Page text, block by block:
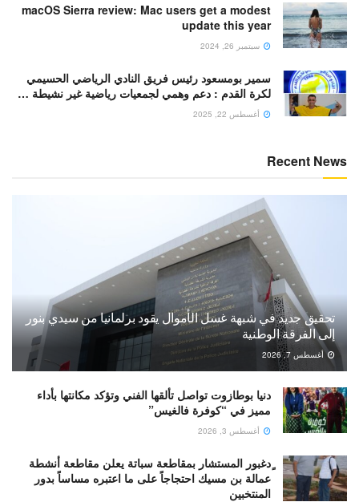
macOS Sierra review: Mac users get a modest
update this year
سبتمبر 26, 2024
سمير بومسعود رئيس فريق النادي الرياضي الحسيمي
لكرة القدم : دعم وهمي لجمعيات رياضية غير نشيطة …
أغسطس 22, 2025
Recent News
تحقيق جديد في شبهة غسل الأموال يقود برلمانيا من سيدي بنور
إلى الفرقة الوطنية
أغسطس 7, 2026
دنيا بوطازوت تواصل تألقها الفني وتؤكد مكانتها بأداء
مميز في “كوفرة فالغيس”
أغسطس 3, 2026
ٍدغبور المستشار بمقاطعة سباتة يعلن مقاطعة أنشطة
عمالة بن مسيك احتجاجاً على ما اعتبره مساساً بدور
المنتخبين